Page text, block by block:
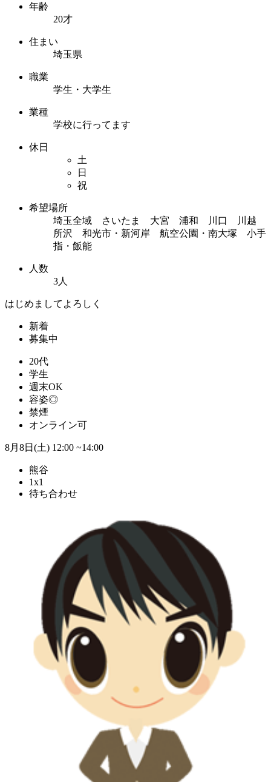
年齢
20才
住まい
埼玉県
職業
学生・大学生
業種
学校に行ってます
休日
土
日
祝
希望場所
埼玉全域 さいたま 大宮 浦和 川口 川越
所沢 和光市・新河岸 航空公園・南大塚 小手
指・飯能
人数
3人
はじめましてよろしく
新着
募集中
20代
学生
週末OK
容姿◎
禁煙
オンライン可
8月8日(土) 12:00 ~14:00
熊谷
1x1
待ち合わせ